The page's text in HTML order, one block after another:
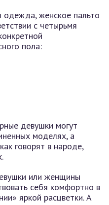
одежда, женское пальто
с четырьмя
пола:
девушки могут
моделях, а
говорят в народе,
или женщины
себя комфортно в
яркой расцветки. А